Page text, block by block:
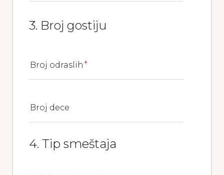
3. Broj gostiju
Broj odraslih
Broj dece
4. Tip smeštaja